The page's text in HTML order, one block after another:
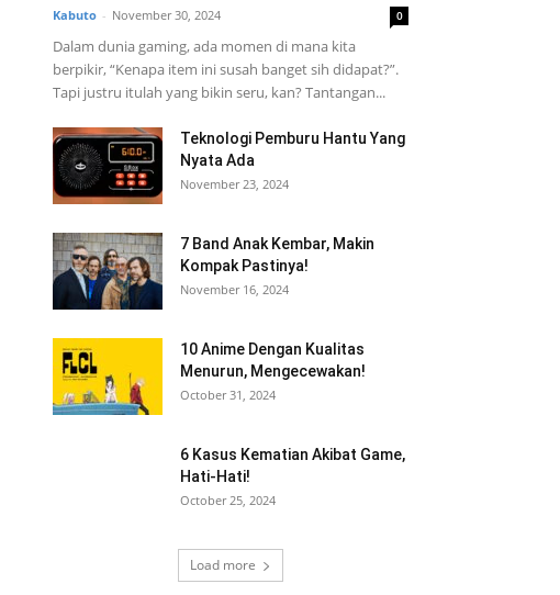
Kabuto - November 30, 2024 0
Dalam dunia gaming, ada momen di mana kita
berpikir, “Kenapa item ini susah banget sih didapat?”.
Tapi justru itulah yang bikin seru, kan? Tantangan...
Teknologi Pemburu Hantu Yang
Nyata Ada
November 23, 2024
7 Band Anak Kembar, Makin
Kompak Pastinya!
November 16, 2024
10 Anime Dengan Kualitas
Menurun, Mengecewakan!
October 31, 2024
6 Kasus Kematian Akibat Game,
Hati-Hati!
October 25, 2024
Load more